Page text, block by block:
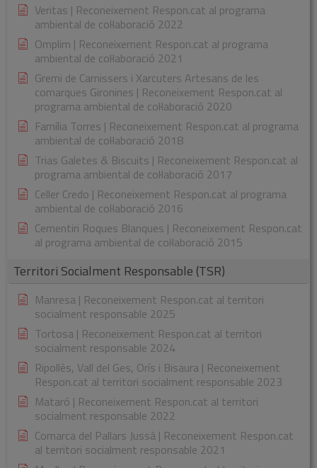
Veritas | Reconeixement Respon.cat al programa
ambiental de col·laboració 2022
Omplim | Reconeixement Respon.cat al programa
ambiental de col·laboració 2021
Gremi de Carnissers i Xarcuters Artesans de les
comarques Gironines | Reconeixement Respon.cat al
programa ambiental de col·laboració 2020
Família Torres | Reconeixement Respon.cat al programa
ambiental de col·laboració 2018
Trias Galetes & Biscuits | Reconeixement Respon.cat al
programa ambiental de col·laboració 2017
Celler Credo | Reconeixement Respon.cat al programa
ambiental de col·laboració 2016
Cementiri Roques Blanques | Reconeixement Respon.cat
al programa ambiental de col·laboració 2015
Territori Socialment Responsable (TSR)
Manresa | Reconeixement Respon.cat al territori
socialment responsable 2025
Tortosa | Reconeixement Respon.cat al territori
socialment responsable 2024
Ripollès, Vall del Ges, Orís i Bisaura | Reconeixement
Respon.cat al territori socialment responsable 2023
Mataró | Reconeixement Respon.cat al territori
socialment responsable 2022
Comarca del Pallars Jussà | Reconeixement Respon.cat
al territori socialment responsable 2021